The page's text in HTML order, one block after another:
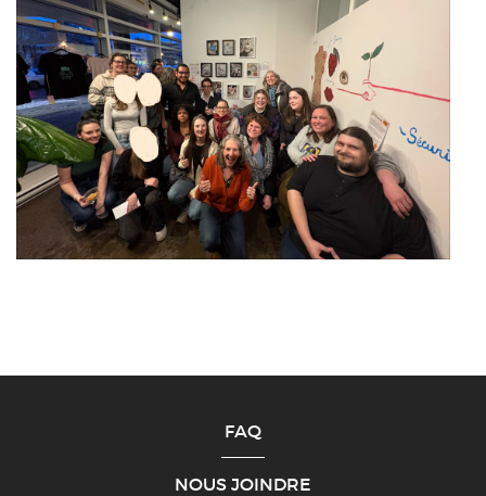
FAQ
NOUS JOINDRE